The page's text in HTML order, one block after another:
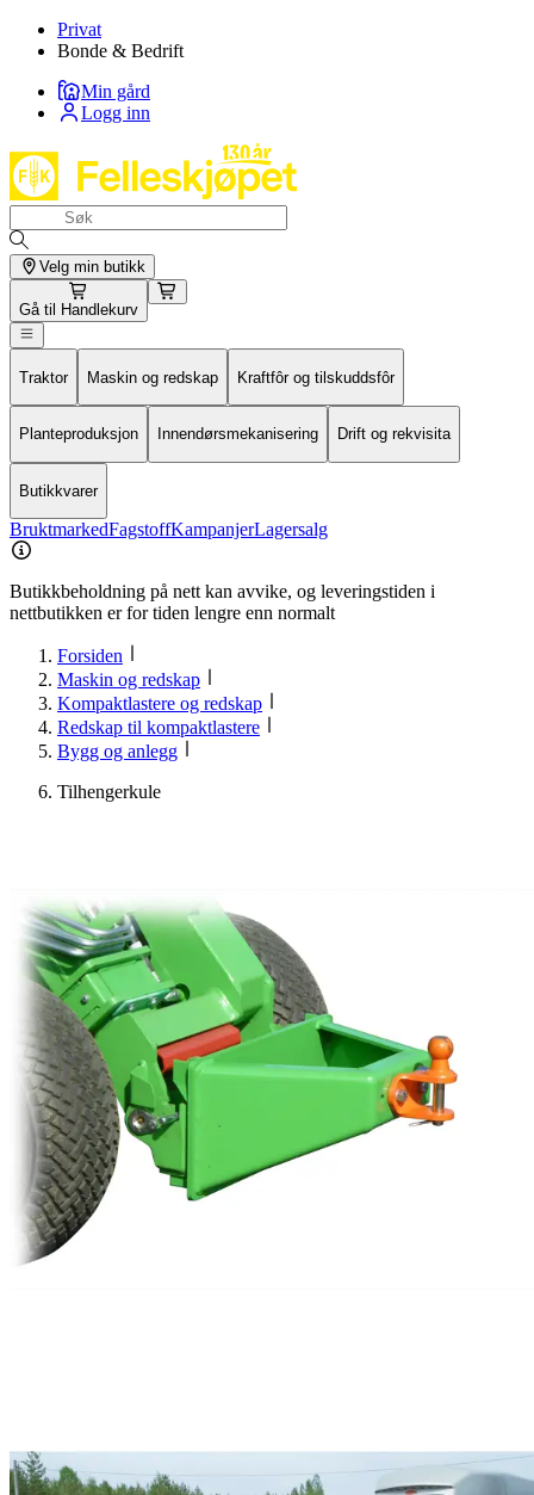
Privat
Bonde & Bedrift
Min gård
Logg inn
Velg min butikk
Gå til Handlekurv
Traktor Maskin og redskap Kraftfôr og tilskuddsfôr
Planteproduksjon Innendørsmekanisering Drift og rekvisita
Butikkvarer
BruktmarkedFagstoffKampanjerLagersalg
Butikkbeholdning på nett kan avvike, og leveringstiden i
nettbutikken er for tiden lengre enn normalt
Forsiden
Maskin og redskap
Kompaktlastere og redskap
Redskap til kompaktlastere
Bygg og anlegg
Tilhengerkule